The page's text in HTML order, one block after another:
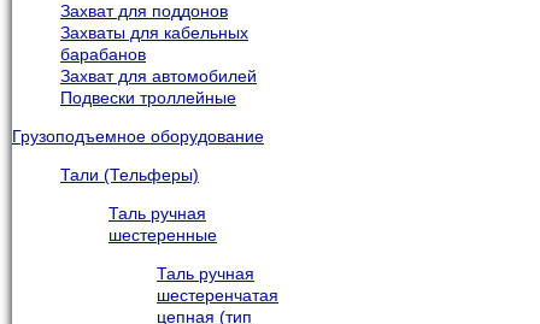
Захват для поддонов
Захваты для кабельных
барабанов
Захват для автомобилей
Подвески троллейные
Грузоподъемное оборудование
Тали (Тельферы)
Таль ручная
шестеренные
Таль ручная
шестеренчатая
цепная (тип